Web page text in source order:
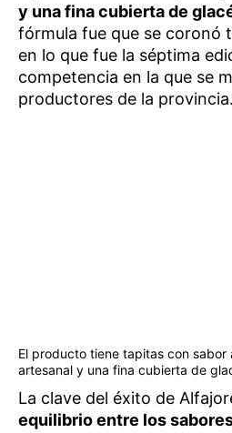
y una fina cubierta de
fórmula fue que se coronó
en lo que fue la séptima
competencia en la que se
productores de la provincia.
El producto tiene tapitas con sabor
artesanal y una fina cubierta de
La clave del éxito de
equilibrio entre los